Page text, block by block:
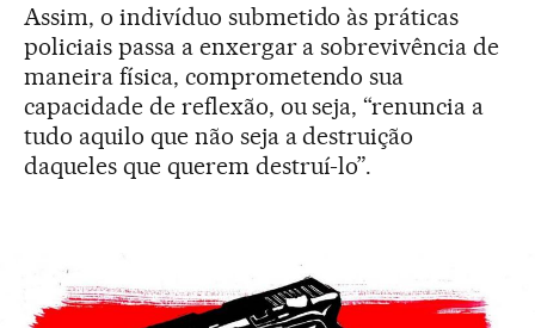
Assim, o indivíduo submetido às práticas
policiais passa a enxergar a sobrevivência de
maneira física, comprometendo sua
capacidade de reflexão, ou seja, “renuncia a
tudo aquilo que não seja a destruição
daqueles que querem destruí-lo”.